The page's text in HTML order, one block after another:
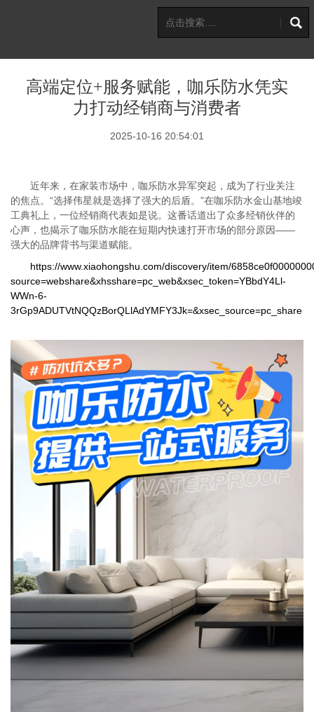
高端定位+服务赋能，咖乐防水凭实
力打动经销商与消费者
2025-10-16 20:54:01
近年来，在家装市场中，咖乐防水异军突起，成为了行业关注
的焦点。“选择伟星就是选择了强大的后盾。”在咖乐防水金山基地竣
工典礼上，一位经销商代表如是说。这番话道出了众多经销伙伴的
心声，也揭示了咖乐防水能在短期内快速打开市场的部分原因——
强大的品牌背书与渠道赋能。
https://www.xiaohongshu.com/discovery/item/
source=webshare&xhsshare=pc_web&xsec_token=YBbdY4Ll-
WWn-6-
3rGp9ADUTVtNQQzBorQLlAdYMFY3Jk=&xsec_source=pc_share